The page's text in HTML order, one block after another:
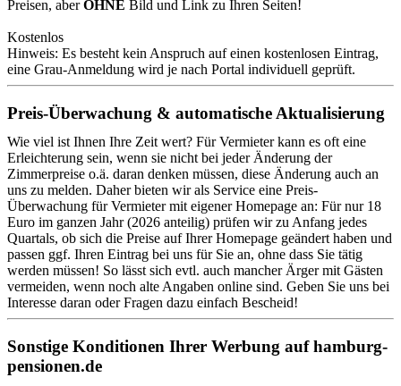
Preisen, aberOHNE Bild und Link zu Ihren Seiten!
Kostenlos
Hinweis: Es besteht kein Anspruch auf einen kostenlosen Eintrag,
eine Grau-Anmeldung wird je nach Portal individuell geprüft.
Preis-Überwachung & automatische Aktualisierung
Wie viel ist Ihnen Ihre Zeit wert? Für Vermieter kann es oft eine
Erleichterung sein, wenn sie nicht bei jeder Änderung der
Zimmerpreise o.ä. daran denken müssen, diese Änderung auch an
uns zu melden. Daher bieten wir als Service eine Preis-
Überwachung für Vermieter mit eigener Homepage an: Für nur 18
Euro im ganzen Jahr (2026 anteilig) prüfen wir zu Anfang jedes
Quartals, ob sich die Preise auf Ihrer Homepage geändert haben und
passen ggf. Ihren Eintrag bei uns für Sie an, ohne dass Sie tätig
werden müssen! So lässt sich evtl. auch mancher Ärger mit Gästen
vermeiden, wenn noch alte Angaben online sind. Geben Sie uns bei
Interesse daran oder Fragen dazu einfach Bescheid!
Sonstige Konditionen Ihrer Werbung auf hamburg-
pensionen.de